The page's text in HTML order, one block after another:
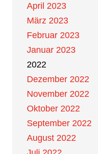
April 2023
März 2023
Februar 2023
Januar 2023
2022
Dezember 2022
November 2022
Oktober 2022
September 2022
August 2022